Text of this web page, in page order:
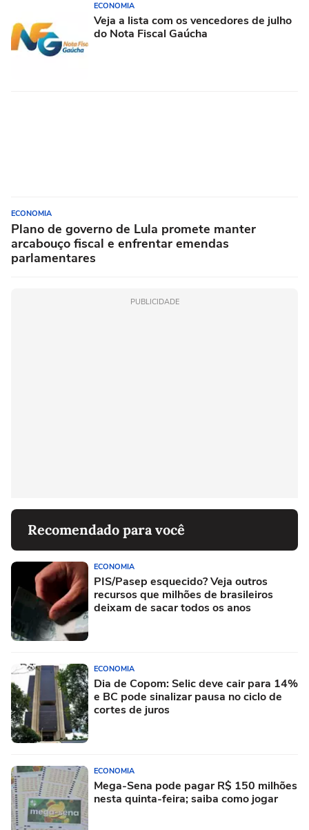
ECONOMIA
Veja a lista com os vencedores de julho
do Nota Fiscal Gaúcha
ECONOMIA
Plano de governo de Lula promete manter
arcabouço fiscal e enfrentar emendas
parlamentares
PUBLICIDADE
Recomendado para você
ECONOMIA
PIS/Pasep esquecido? Veja outros
recursos que milhões de brasileiros
deixam de sacar todos os anos
ECONOMIA
Dia de Copom: Selic deve cair para 14%
e BC pode sinalizar pausa no ciclo de
cortes de juros
ECONOMIA
Mega-Sena pode pagar R$ 150 milhões
nesta quinta-feira; saiba como jogar